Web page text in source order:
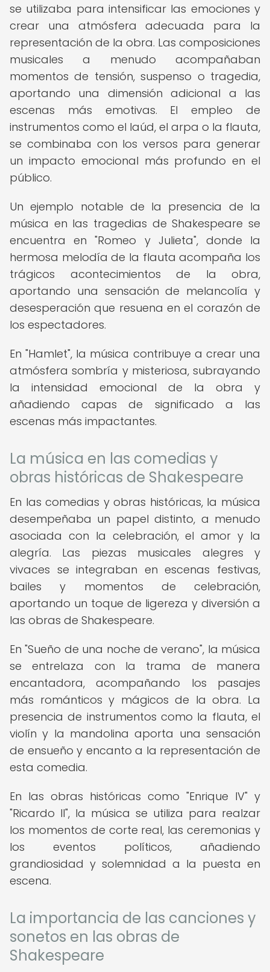
se utilizaba para intensificar las emociones y
crear una atmósfera adecuada para la
representación de la obra. Las composiciones
musicales a menudo acompañaban
momentos de tensión, suspenso o tragedia,
aportando una dimensión adicional a las
escenas más emotivas. El empleo de
instrumentos como el laúd, el arpa o la flauta,
se combinaba con los versos para generar
un impacto emocional más profundo en el
público.
Un ejemplo notable de la presencia de la
música en las tragedias de Shakespeare se
encuentra en "Romeo y Julieta", donde la
hermosa melodía de la flauta acompaña los
trágicos acontecimientos de la obra,
aportando una sensación de melancolía y
desesperación que resuena en el corazón de
los espectadores.
En "Hamlet", la música contribuye a crear una
atmósfera sombría y misteriosa, subrayando
la intensidad emocional de la obra y
añadiendo capas de significado a las
escenas más impactantes.
La música en las comedias y
obras históricas de Shakespeare
En las comedias y obras históricas, la música
desempeñaba un papel distinto, a menudo
asociada con la celebración, el amor y la
alegría. Las piezas musicales alegres y
vivaces se integraban en escenas festivas,
bailes y momentos de celebración,
aportando un toque de ligereza y diversión a
las obras de Shakespeare.
En "Sueño de una noche de verano", la música
se entrelaza con la trama de manera
encantadora, acompañando los pasajes
más románticos y mágicos de la obra. La
presencia de instrumentos como la flauta, el
violín y la mandolina aporta una sensación
de ensueño y encanto a la representación de
esta comedia.
En las obras históricas como "Enrique IV" y
"Ricardo II", la música se utiliza para realzar
los momentos de corte real, las ceremonias y
los eventos políticos, añadiendo
grandiosidad y solemnidad a la puesta en
escena.
La importancia de las canciones y
sonetos en las obras de
Shakespeare